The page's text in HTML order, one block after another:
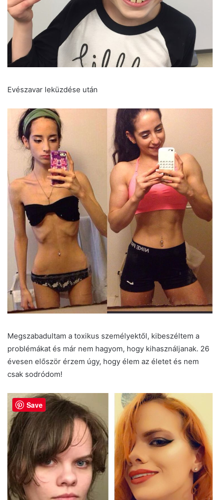
Evészavar leküzdése után
Megszabadultam a toxikus személyektől, kibeszéltem a
problémákat és már nem hagyom, hogy kihasználjanak. 26
évesen először érzem úgy, hogy élem az életet és nem
csak sodródom!
Save